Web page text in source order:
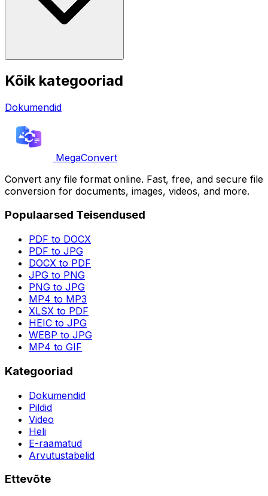
Kõik kategooriad
Dokumendid
MegaConvert
Convert any file format online. Fast, free, and secure file
conversion for documents, images, videos, and more.
Populaarsed Teisendused
PDF to DOCX
PDF to JPG
DOCX to PDF
JPG to PNG
PNG to JPG
MP4 to MP3
XLSX to PDF
HEIC to JPG
WEBP to JPG
MP4 to GIF
Kategooriad
Dokumendid
Pildid
Video
Heli
E-raamatud
Arvutustabelid
Ettevõte